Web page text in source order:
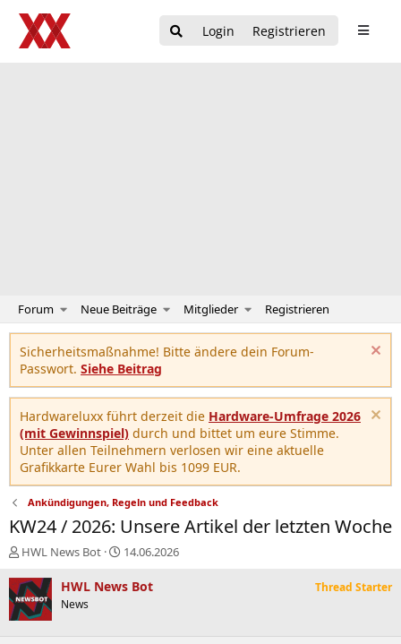
Login Registrieren
Forum Neue Beiträge Mitglieder Registrieren
Sicherheitsmaßnahme! Bitte ändere dein Forum-
Passwort. Siehe Beitrag
Hardwareluxx führt derzeit die Hardware-Umfrage 2026
(mit Gewinnspiel) durch und bittet um eure Stimme.
Unter allen Teilnehmern verlosen wir eine aktuelle
Grafikkarte Eurer Wahl bis 1099 EUR.
Ankündigungen, Regeln und Feedback
KW24 / 2026: Unsere Artikel der letzten Woche
E
s
t
e
HWL News Bot
E
s
14.06.2026
HWL News Bot
News
Thread Starter